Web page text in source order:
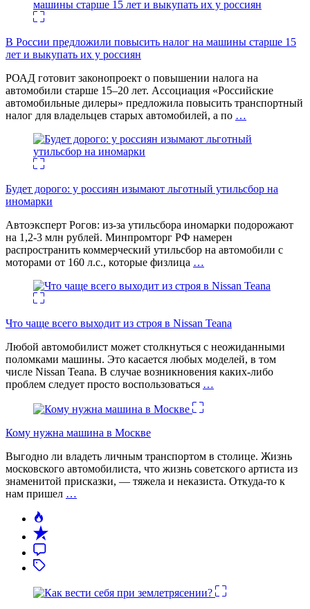
В России предложили повысить налог на машины старше 15
лет и выкупать их у россиян
РОАД готовит законопроект о повышении налога на
автомобили старше 15–20 лет. Ассоциация «Российские
автомобильные дилеры» предложила повысить транспортный
налог для владельцев старых автомобилей, а по …
Будет дорого: у россиян изымают льготный утильсбор на
иномарки
Автоэксперт Рогов: из-за утильсбора иномарки подорожают
на 1,2-3 млн рублей. Минпромторг РФ намерен
распространить коммерческий утильсбор на автомобили с
моторами от 160 л.с., которые физлица …
Что чаще всего выходит из строя в Nissan Teana
Любой автомобилист может столкнуться с неожиданными
поломками машины. Это касается любых моделей, в том
числе Nissan Teana. В случае возникновения каких-либо
проблем следует просто воспользоваться …
Кому нужна машина в Москве
Выгодно ли владеть личным транспортом в столице. Жизнь
московского автомобилиста, что жизнь советского артиста из
знаменитой присказки, — тяжела и неказиста. Откуда-то к
нам пришел …